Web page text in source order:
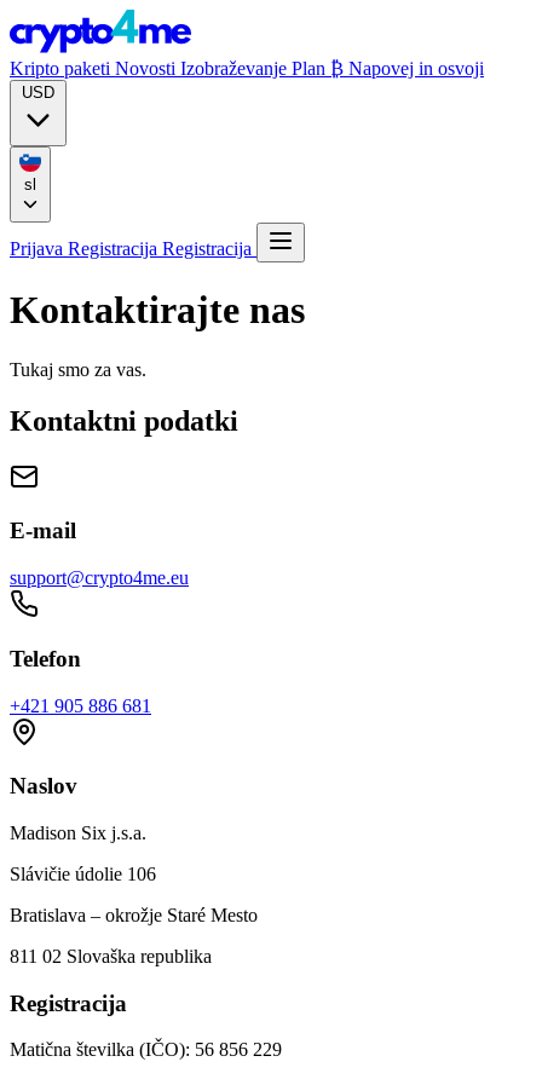
Kripto paketi Novosti Izobraževanje Plan ₿ Napovej in osvoji
Prijava Registracija Registracija
Kontaktirajte nas
Tukaj smo za vas.
Kontaktni podatki
E-mail
support@crypto4me.eu
Telefon
+421 905 886 681
Naslov
Madison Six j.s.a.
Slávičie údolie 106
Bratislava – okrožje Staré Mesto
811 02 Slovaška republika
Registracija
Matična številka (IČO): 56 856 229